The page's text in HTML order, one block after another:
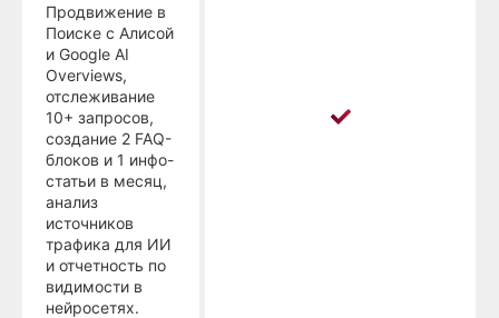
Продвижение в
Поиске с Алисой
и Google AI
Overviews,
отслеживание
10+ запросов,
создание 2 FAQ-
блоков и 1 инфо-
статьи в месяц,
анализ
источников
трафика для ИИ
и отчетность по
видимости в
нейросетях.